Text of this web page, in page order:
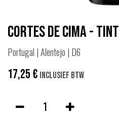
Cortes de Cima -
Portugal | Alentejo | D6
17,25€ Inclusief btw